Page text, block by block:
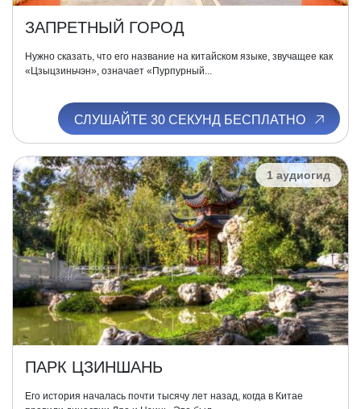
ЗАПРЕТНЫЙ ГОРОД
Нужно сказать, что его название на китайском языке, звучащее как
«Цзыцзиньчэн», означает «Пурпурный...
СЛУШАЙТЕ 30 СЕКУНД БЕСПЛАТНО
1 аудиогид
ПАРК ЦЗИНШАНЬ
Его история началась почти тысячу лет назад, когда в Китае